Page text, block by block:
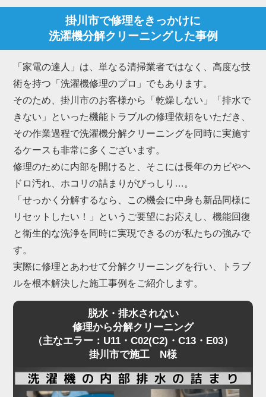
「乾燥時間が長くなった」「乾かない・生乾きにな
る」「乾燥中にエラーで止まる」といったトラブル
これらは内部のダクトや熱交換器にホコリが詰まる
ことが主な原因で、放置すると故障に繋がります。
また、排水ホース内部に繊維くずやヘドロ状の汚れ
が溜まり、「排水されない」「排水エラーが出る」
という不具合も掛川市で急増しています。
これらは構造上、ご家庭でのお手入れには限界があ
るため、プロによる洗濯機分解クリーニングが不可
欠です。
「家電の達人」では、掛川市にて数多くの洗濯機分
解クリーニングを行い、内部の深刻な詰まりを解消
もちろん、ドラム特有の嫌なニオイや黒カビも一
掃。
掛川市で修理をきっかけに
洗濯機分解クリーニングした事例
「家電の達人」は、単なる清掃業者ではなく、高度な技
術を持つ「洗濯機修理のプロ」でもあります。
そのため、掛川市のお客様から「乾燥しない」「排水で
きない」といった機能トラブルの修理依頼をいただき、
その作業過程で洗濯機分解クリーニングを同時に実施す
るケースも非常に多くございます。
修理のために内部を開けると、そこには長年のカビやヘ
ドロ汚れ、ホコリの詰まりがびっしり…。
「せっかく分解するなら、この機会に中身も新品同様に
リセットしたい！」というご要望にお応えし、機能回復
と衛生的な洗浄を同時に実現できるのが私たちの強みで
す。
実際に修理とあわせて分解クリーニングを行い、トラブ
ルを根本解決した施工事例をご紹介します。
脱水・排水されない
修理から分解クリーニング
（主なエラー：U11・C02(C2)・C13・E03）
掛川市で施工 N様